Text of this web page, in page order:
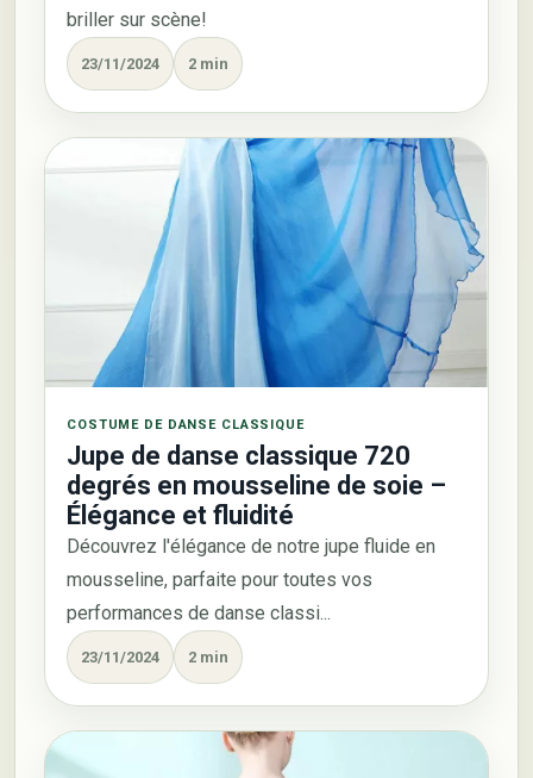
briller sur scène!
23/11/2024 2 min
COSTUME DE DANSE CLASSIQUE
Jupe de danse classique 720
degrés en mousseline de soie –
Élégance et fluidité
Découvrez l'élégance de notre jupe fluide en
mousseline, parfaite pour toutes vos
performances de danse classi...
23/11/2024 2 min